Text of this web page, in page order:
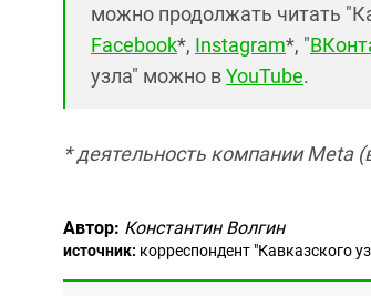
можно продолжать читать
Facebook*, Instagram*, "
узла" можно вYouTube.
* деятельность компании Meta
Автор: Константин Волгин
источник: корреспондент "Кавказского